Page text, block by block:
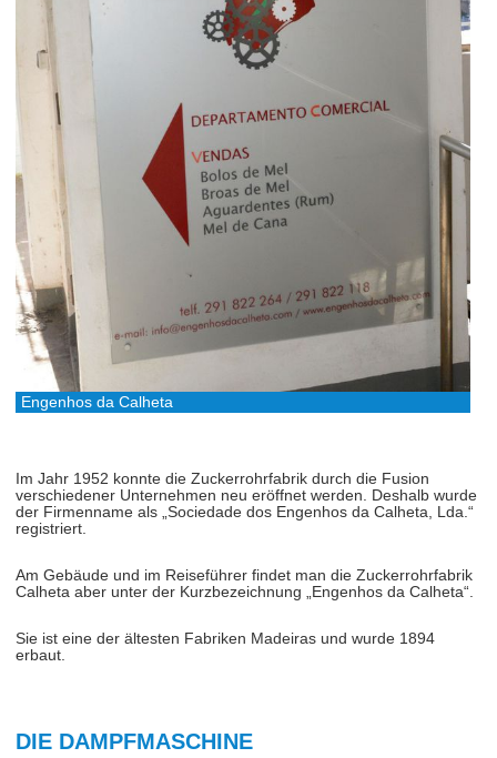
Engenhos da Calheta
Im Jahr 1952 konnte die Zuckerrohrfabrik durch die Fusion
verschiedener Unternehmen neu eröffnet werden. Deshalb wurde
der Firmenname als „Sociedade dos Engenhos da Calheta, Lda.“
registriert.
Am Gebäude und im Reiseführer findet man die Zuckerrohrfabrik
Calheta aber unter der Kurzbezeichnung „Engenhos da Calheta“.
Sie ist eine der ältesten Fabriken Madeiras und wurde 1894
erbaut.
DIE DAMPFMASCHINE